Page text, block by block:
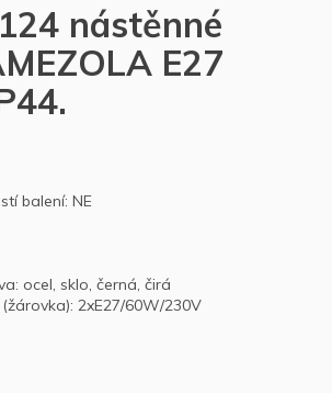
nástěnné
E27
balení: NE
ocel, sklo, černá, čirá
2xE27/60W/230V